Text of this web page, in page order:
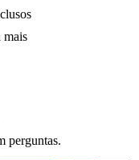
mais
perguntas.